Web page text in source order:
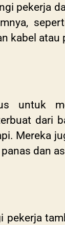
pekerja
kabel atau
untuk
dari
Mereka
dan